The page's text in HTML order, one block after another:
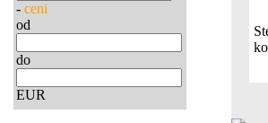
- ceni
od
do
EUR